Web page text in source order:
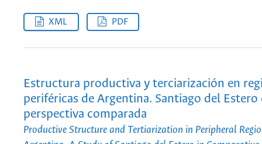
XML PDF
Estructura productiva y terciarización en
periféricas de Argentina. Santiago del Estero
perspectiva comparada
Productive Structure and Tertiarization in Peripheral